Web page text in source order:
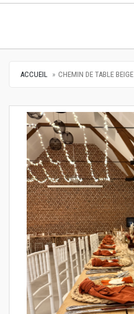
ACCUEIL CHEMIN DE TABLE BEIGE